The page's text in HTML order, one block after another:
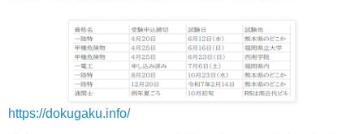
https://dokugaku.info/